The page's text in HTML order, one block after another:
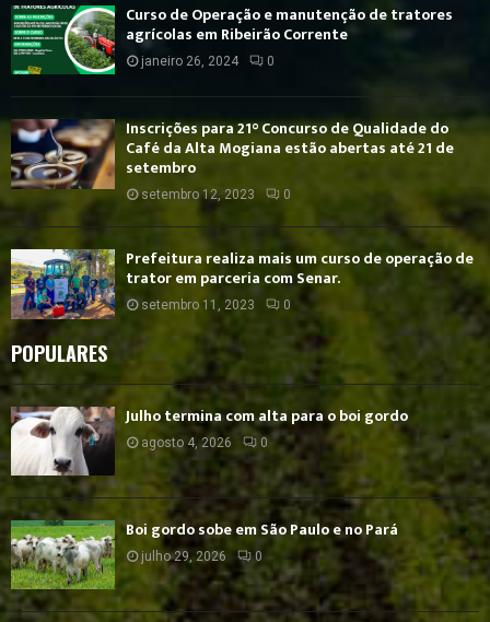
Curso de Operação e manutenção de tratores
agrícolas em Ribeirão Corrente
janeiro 26, 2024 0
Inscrições para 21° Concurso de Qualidade do
Café da Alta Mogiana estão abertas até 21 de
setembro
setembro 12, 2023 0
Prefeitura realiza mais um curso de operação de
trator em parceria com Senar.
setembro 11, 2023 0
POPULARES
Julho termina com alta para o boi gordo
agosto 4, 2026 0
Boi gordo sobe em São Paulo e no Pará
julho 29, 2026 0